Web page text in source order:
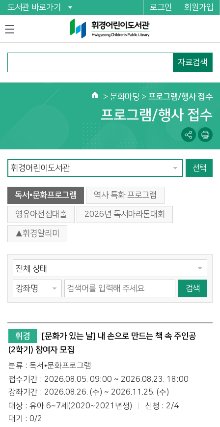
도서관 바로가기 로그인 회원가입
자료검색
홈
> 문화마당> 프로그램/행사 접수
프로그램/행사 접수
독서•문화프로그램 역사 특화 프로그램
영유아전집대출 2026년 독서마라톤대회
▲휘경알리미
검색
휘경
[문화가 있는 날] 내 손으로 만드는 책 속 주인공
(2학기) 참여자 모집
분류 : 독서•문화프로그램
접수기간 : 2026.08.05. 09:00 ~ 2026.08.23. 18:00
강좌기간 : 2026.08.26. (수) ~ 2026.11.25. (수)
대상 : 유아 6~7세(2020~2021년생)
신청 : 2/4
대기 : 0/2